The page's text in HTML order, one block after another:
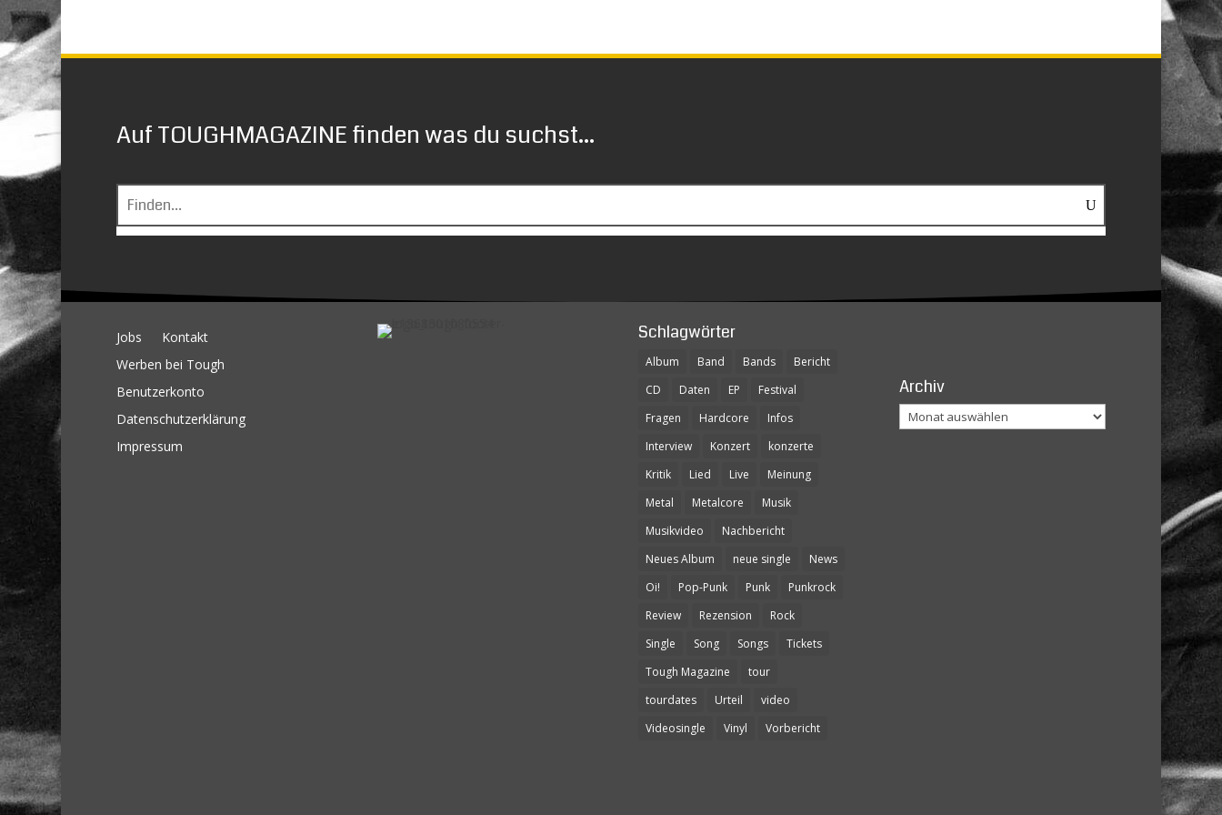
Auf TOUGHMAGAZINE finden was du suchst...
Jobs
Kontakt
Werben bei Tough
Benutzerkonto
Datenschutzerklärung
Impressum
Schlagwörter
Album Band Bands
Bericht
CD
Daten EP
Festival
Fragen
Hardcore
Infos
Interview
Konzert
konzerte
Kritik
Lied Live
Meinung
Metal
Metalcore
Musik
Musikvideo
Nachbericht
Neues Album
neue single
News
Oi!
Pop-Punk Punk
Punkrock
Review
Rezension
Rock
Single
Song Songs
Tickets
Tough Magazine
tour
tourdates
Urteil
video
Videosingle
Vinyl Vorbericht
Archiv
Archiv